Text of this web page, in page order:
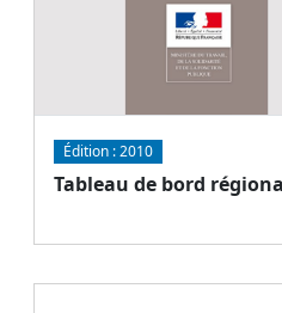
Édition :2010
Tableau de bord